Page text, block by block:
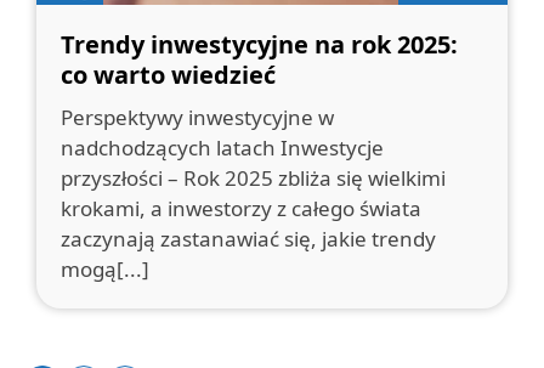
Trendy inwestycyjne na rok 2025:
co warto wiedzieć
Perspektywy inwestycyjne w
nadchodzących latach Inwestycje
przyszłości – Rok 2025 zbliża się wielkimi
krokami, a inwestorzy z całego świata
zaczynają zastanawiać się, jakie trendy
mogą[...]